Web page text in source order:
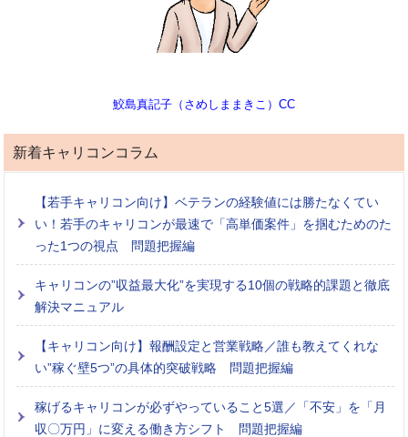
鮫島真記子（さめしままきこ）CC
新着キャリコンコラム
【若手キャリコン向け】ベテランの経験値には勝たなくてい
い！若手のキャリコンが最速で「高単価案件」を掴むためのた
った1つの視点 問題把握編
キャリコンの”収益最大化”を実現する10個の戦略的課題と徹底
解決マニュアル
【キャリコン向け】報酬設定と営業戦略／誰も教えてくれな
い”稼ぐ壁5つ”の具体的突破戦略 問題把握編
稼げるキャリコンが必ずやっていること5選／「不安」を「月
収〇万円」に変える働き方シフト 問題把握編